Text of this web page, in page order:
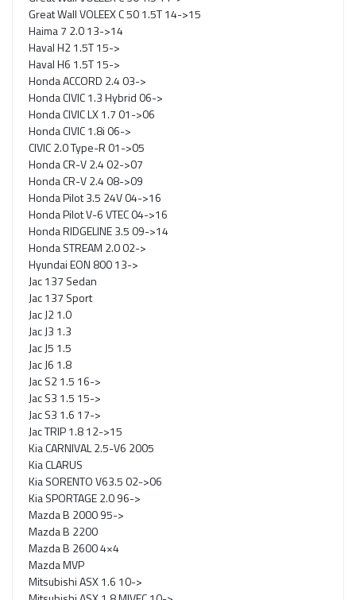
Great Wall VOLEEX C 50 1.5T 14->15
Haima 7 2.0 13->14
Haval H2 1.5T 15->
Haval H6 1.5T 15->
Honda ACCORD 2.4 03->
Honda CIVIC 1.3 Hybrid 06->
Honda CIVIC LX 1.7 01->06
Honda CIVIC 1.8i 06->
CIVIC 2.0 Type-R 01->05
Honda CR-V 2.4 02->07
Honda CR-V 2.4 08->09
Honda Pilot 3.5 24V 04->16
Honda Pilot V-6 VTEC 04->16
Honda RIDGELINE 3.5 09->14
Honda STREAM 2.0 02->
Hyundai EON 800 13->
Jac 137 Sedan
Jac 137 Sport
Jac J2 1.0
Jac J3 1.3
Jac J5 1.5
Jac J6 1.8
Jac S2 1.5 16->
Jac S3 1.5 15->
Jac S3 1.6 17->
Jac TRIP 1.8 12->15
Kia CARNIVAL 2.5-V6 2005
Kia CLARUS
Kia SORENTO V63.5 02->06
Kia SPORTAGE 2.0 96->
Mazda B 2000 95->
Mazda B 2200
Mazda B 2600 4×4
Mazda MVP
Mitsubishi ASX 1.6 10->